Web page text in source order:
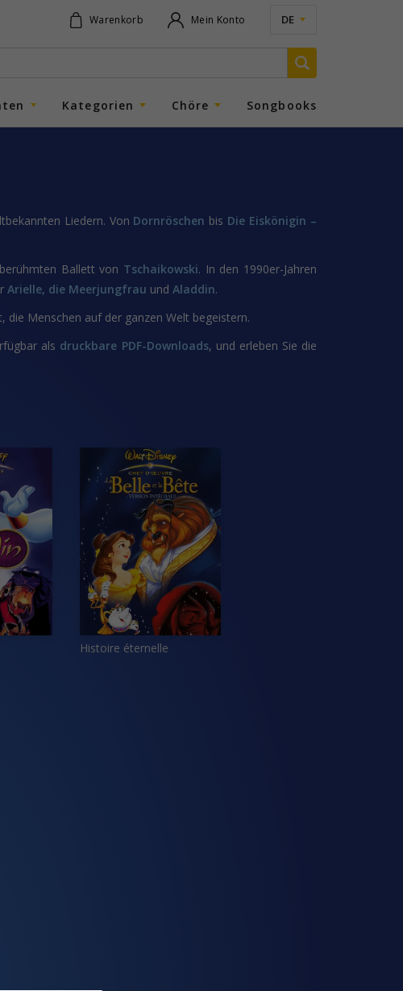
Warenkorb Mein Konto DE
Kategorien Chöre Songbooks
Liedern. Von Dornröschen bis Die Eiskönigin –
Ballett von Tschaikowski. In den 1990er-Jahren
Arielle, die Meerjungfrau und Aladdin.
Menschen auf der ganzen Welt begeistern.
als druckbare PDF-Downloads, und erleben Sie die
Histoire éternelle